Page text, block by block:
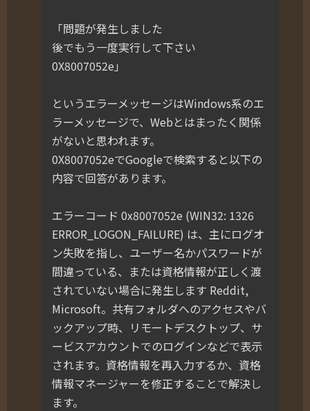
「問題が発生しました
後でもう一度実行して下さい
0X8007052e」
というエラーメッセージはWindows系のエ
ラーメッセージで、Webとはまったく関係
がないと思われます。
0X8007052eでGoogleで検索すると以下の
内容で回答があります。
エラーコード 0x8007052e (WIN32: 1326
ERROR_LOGON_FAILURE) は、主にログオ
ン失敗を指し、ユーザー名かパスワードが
間違っている、または資格情報が正しく渡
されていない場合に発生します Reddit,
Microsoft。共有フォルダへのアクセスやバ
ックアップ時、リモートデスクトップ、サ
ービスアカウントでのログインなどで表示
されます。資格情報を再入力するか、資格
情報マネージャーを修正することで解決し
ます。